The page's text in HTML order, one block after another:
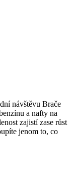
návštěvu Brače
a nafty na
zajistí zase růst
jenom to, co